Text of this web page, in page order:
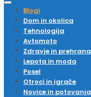
Blogi
Dom in okolica
Tehnologija
Avtomoto
Zdravje in prehrana
Lepota in moda
Posel
Otroci in igrače
Novice in potovanja